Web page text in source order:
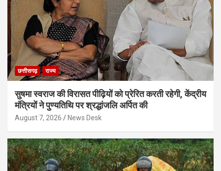
छत्तीसगढ़ राज्य
सुषमा स्वराज की विरासत पीढ़ियों को प्रेरित करती रहेगी, केंद्रीय
मंत्रियों ने पुण्यतिथि पर श्रद्धांजलि अर्पित की
August 7, 2026 News Desk